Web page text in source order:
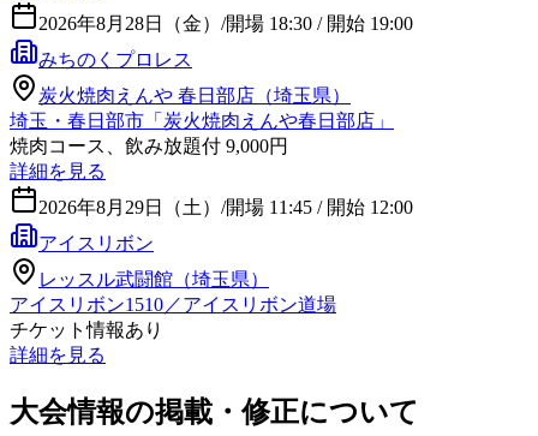
2026年8月28日（金） /開場 18:30 / 開始 19:00
みちのくプロレス
炭火焼肉えんや 春日部店（埼玉県）
埼玉・春日部市「炭火焼肉えんや春日部店」
焼肉コース、飲み放題付 9,000円
詳細を見る
2026年8月29日（土） /開場 11:45 / 開始 12:00
アイスリボン
レッスル武闘館（埼玉県）
アイスリボン1510／アイスリボン道場
チケット情報あり
詳細を見る
大会情報の掲載・修正について